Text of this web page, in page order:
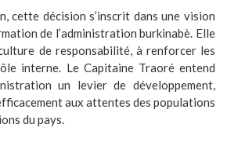
cette décision s’inscrit dans une vision
de l’administration burkinabè. Elle
de responsabilité, à renforcer les
interne. Le Capitaine Traoré entend
un levier de développement,
aux attentes des populations
du pays.